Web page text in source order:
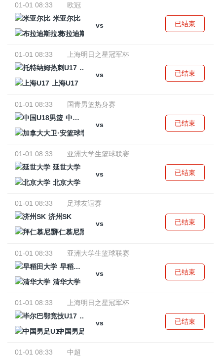
01-01 08:33
欧冠
米亚尔比
vs
布拉迪斯拉发
已结束
01-01 08:33
上海明日之星冠军杯
托特纳姆热刺U17
vs
上海U17
已结束
01-01 08:33
国青男篮热身赛
中国U18男篮
vs
已结束
01-01 08:33
亚洲大学生篮球联赛
延世大学
vs
北京大学
已结束
01-01 08:33
足球友谊赛
济州SK
vs
拜仁慕尼黑
已结束
01-01 08:33
亚洲大学生篮球联赛
早稻田大学
vs
清华大学
已结束
01-01 08:33
上海明日之星冠军杯
毕尔巴鄂竞技U17
vs
中国男足U17
已结束
01-01 08:33
中超